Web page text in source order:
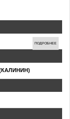
ПОДРОБНЕЕ